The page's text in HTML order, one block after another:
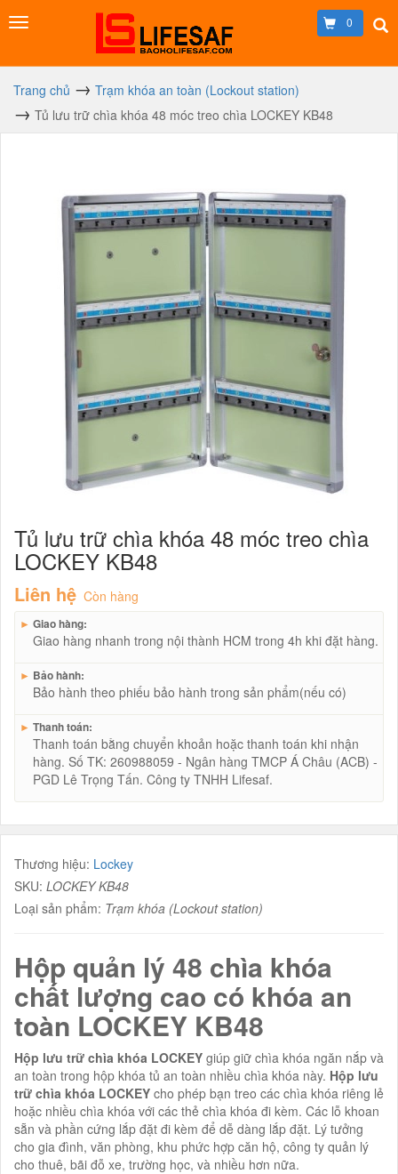
0
Trang chủ
Trạm khóa an toàn (Lockout station)
Tủ lưu trữ chìa khóa 48 móc treo chìa LOCKEY KB48
Tủ lưu trữ chìa khóa 48 móc treo chìa
LOCKEY KB48
Liên hệ Còn hàng
► Giao hàng:
Giao hàng nhanh trong nội thành HCM trong 4h khi đặt hàng.
► Bảo hành:
Bảo hành theo phiếu bảo hành trong sản phẩm(nếu có)
► Thanh toán:
Thanh toán bằng chuyển khoản hoặc thanh toán khi nhận
hàng. Số TK: 260988059 - Ngân hàng TMCP Á Châu (ACB) -
PGD Lê Trọng Tấn. Công ty TNHH Lifesaf.
Thương hiệu: Lockey
SKU: LOCKEY KB48
Loại sản phẩm: Trạm khóa (Lockout station)
Hộp quản lý 48 chìa khóa
chất lượng cao có khóa an
toàn LOCKEY KB48
Hộp lưu trữ chìa khóa LOCKEY giúp giữ chìa khóa ngăn nắp và
an toàn trong hộp khóa tủ an toàn nhiều chìa khóa này. Hộp lưu
trữ chìa khóa LOCKEY cho phép bạn treo các chìa khóa riêng lẻ
hoặc nhiều chìa khóa với các thẻ chìa khóa đi kèm. Các lỗ khoan
sẵn và phần cứng lắp đặt đi kèm để dễ dàng lắp đặt. Lý tưởng
cho gia đình, văn phòng, khu phức hợp căn hộ, công ty quản lý
cho thuê, bãi đỗ xe, trường học, và nhiều hơn nữa.